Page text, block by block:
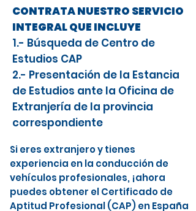
CONTRATA NUESTRO SERVICIO
INTEGRAL QUE INCLUYE
1.- Búsqueda de Centro de
Estudios CAP
2.- Presentación de la Estancia
de Estudios ante la Oficina de
Extranjería de la provincia
correspondiente
Si eres extranjero y tienes
experiencia en la conducción de
vehículos profesionales, ¡ahora
puedes obtener el Certificado de
Aptitud Profesional (CAP) en España